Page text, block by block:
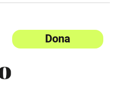
Dona